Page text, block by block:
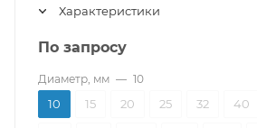
Характеристики
По запросу
Диаметр, мм — 10
10 15 20 25 32 40